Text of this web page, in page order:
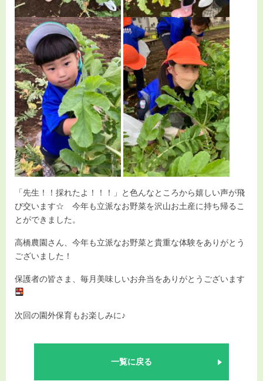
「先生！！採れたよ！！！」と色んなところから嬉しい声が飛
び交います☆ 今年も立派なお野菜を沢山お土産に持ち帰るこ
とができました。
高橋農園さん、今年も立派なお野菜と貴重な体験をありがとう
ございました！
保護者の皆さま、毎月美味しいお弁当をありがとうございます
次回の園外保育もお楽しみに♪
一覧に戻る